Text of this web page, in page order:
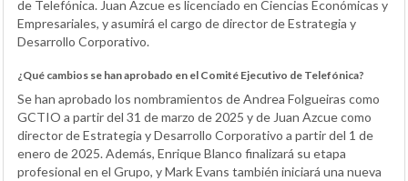
de Telefónica. Juan Azcue es licenciado en Ciencias Económicas y
Empresariales, y asumirá el cargo de director de Estrategia y
Desarrollo Corporativo.
¿Qué cambios se han aprobado en el Comité Ejecutivo de Telefónica?
Se han aprobado los nombramientos de Andrea Folgueiras como
GCTIO a partir del 31 de marzo de 2025 y de Juan Azcue como
director de Estrategia y Desarrollo Corporativo a partir del 1 de
enero de 2025. Además, Enrique Blanco finalizará su etapa
profesional en el Grupo, y Mark Evans también iniciará una nueva